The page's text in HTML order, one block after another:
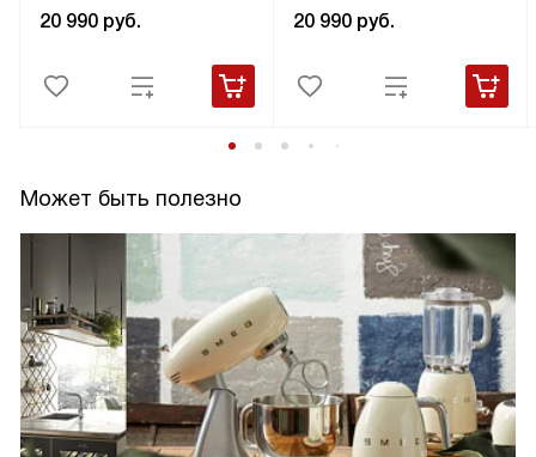
20 990 руб. 20 990 руб.
Может быть полезно